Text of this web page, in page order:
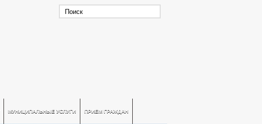
МУНИЦИПАЛЬНЫЕ УСЛУГИ ПРИЕМ ГРАЖДАН